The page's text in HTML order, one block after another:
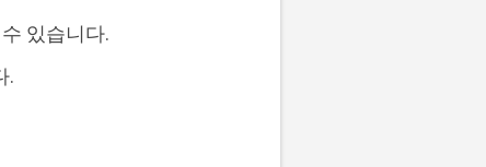
있습니다.
.